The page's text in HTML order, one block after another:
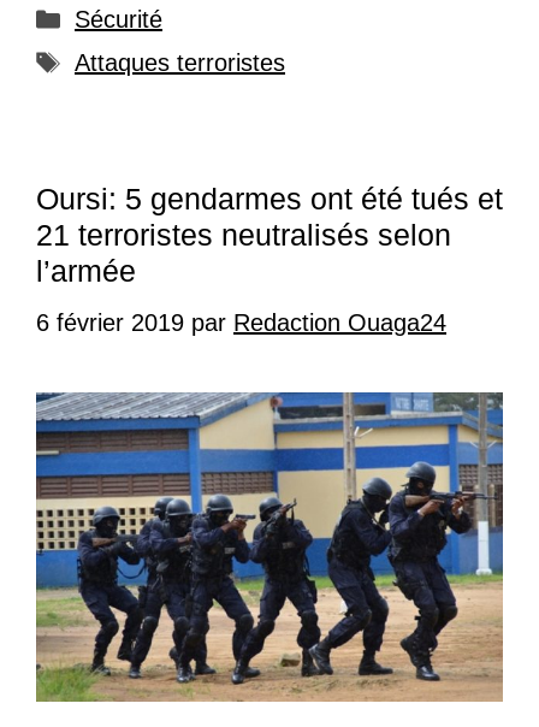
Catégories
Sécurité
Étiquettes
Attaques terroristes
Oursi: 5 gendarmes ont été tués et
21 terroristes neutralisés selon
l’armée
6 février 2019 par Redaction Ouaga24